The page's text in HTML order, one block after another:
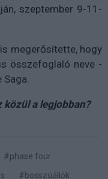
szeptember 9-11-
megerősítette, hogy
összefoglaló neve -
közül a legjobban?
#phase four
#bosszúállók